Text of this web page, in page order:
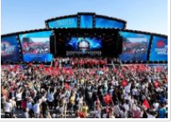
hareketsiz bekleyen binden fazla gemi,
istilacı deniz canlıları için devasa bir
üreme merkezine dönüşmüş durumda.